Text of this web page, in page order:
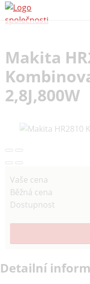
Makita
2,8J,800W
Vaše cena
Běžná cena
Dostupnost
Detailní